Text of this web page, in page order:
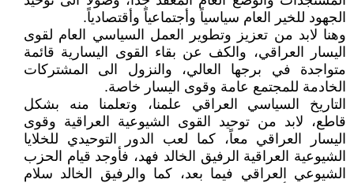
الجهود للخير العام سياسياً وأجتماعياً وأقتصادياً.
وهنا لابد من تعزيز وتطوير العمل السياسي العام لقوى
اليسار العراقي، والكف عن بقاء القوى اليسارية قائمة
متواجدة في برجها العالي، والنزول الى المشتركات
الخادمة للمجتمع عامة وقوى اليسار خاصة.
التاريخ السياسي العراقي علمنا، وتعلمنا منه بشكل
قاطع، لابد من توحيد القوى الشيوعية العراقية وقوى
اليسار العراقي معاً، كما لعب الدور التوحيدي للخلايا
الشيوعية العراقية الرفيق الخالد فهد، فأوجد قيام الحزب
الشيوعي العراقي فيما بعد، كما والرفيق الخالد سلام